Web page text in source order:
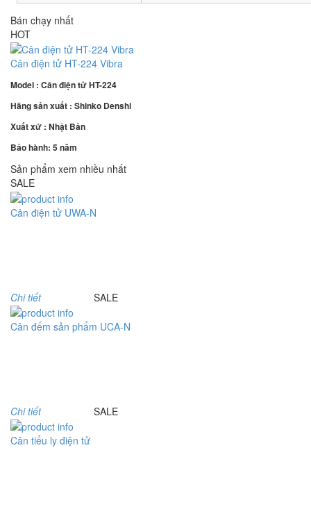
Bán chạy nhất
HOT
Cân điện tử HT-224 Vibra
Model : Cân điện tử HT-224
Hãng sản xuất : Shinko Denshi
Xuất xứ : Nhật Bản
Bảo hành: 5 năm
Sản phẩm xem nhiều nhất
SALE
Cân điện tử UWA-N
Chi tiết SALE
Cân đếm sản phẩm UCA-N
Chi tiết SALE
Cân tiểu ly điện tử